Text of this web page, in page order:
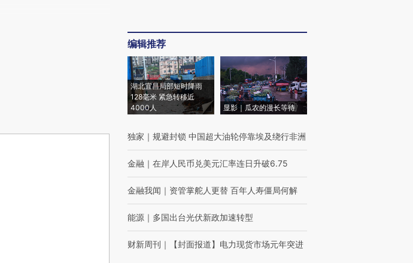
编辑推荐
湖北宜昌局部短时降雨
128毫米 紧急转移近
4000人
显影｜瓜农的漫长等待
独家 ｜ 规避封锁 中国超大油轮停靠埃及绕行非洲
金融 ｜ 在岸人民币兑美元汇率连日升破6.75
金融我闻 ｜ 资管掌舵人更替 百年人寿僵局何解
能源 ｜ 多国出台光伏新政加速转型
财新周刊 ｜ 【封面报道】电力现货市场元年突进